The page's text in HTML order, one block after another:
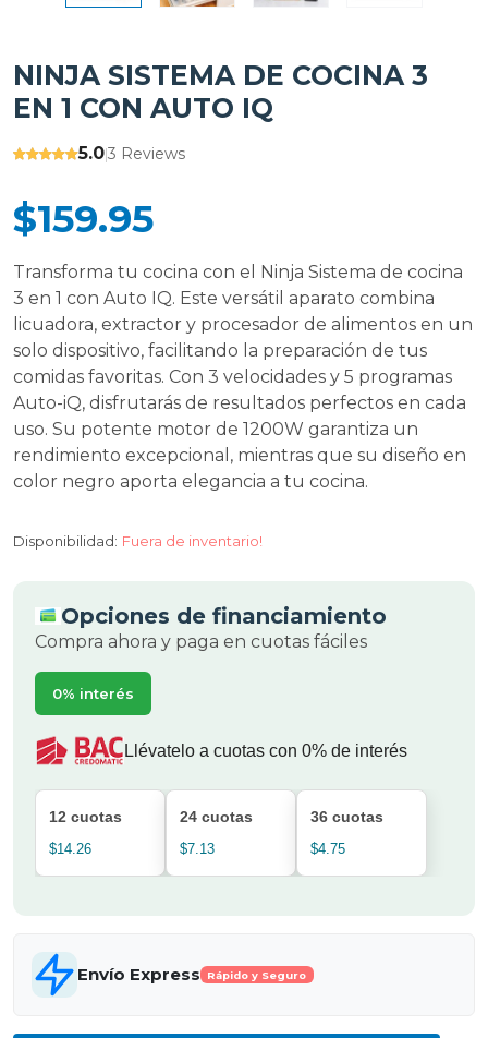
NINJA SISTEMA DE COCINA 3
EN 1 CON AUTO IQ
5.0|3 Reviews
$159.95
Transforma tu cocina con el Ninja Sistema de cocina
3 en 1 con Auto IQ. Este versátil aparato combina
licuadora, extractor y procesador de alimentos en un
solo dispositivo, facilitando la preparación de tus
comidas favoritas. Con 3 velocidades y 5 programas
Auto-iQ, disfrutarás de resultados perfectos en cada
uso. Su potente motor de 1200W garantiza un
rendimiento excepcional, mientras que su diseño en
color negro aporta elegancia a tu cocina.
Disponibilidad: Fuera de inventario!
Opciones de financiamiento
Compra ahora y paga en cuotas fáciles
0% interés
Llévatelo a cuotas con 0% de interés
12 cuotas
$14.26
24 cuotas
$7.13
36 cuotas
$4.75
Envío Express Rápido y Seguro